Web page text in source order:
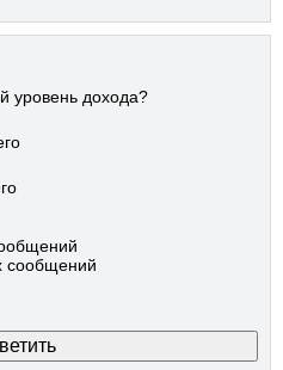
уровень дохода?